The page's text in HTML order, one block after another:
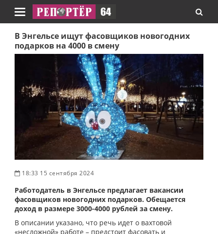
Навигация
В Энгельсе ищут фасовщиков новогодних
подарков на 4000 в смену
18:33 15 сентября 2024
Работодатель в Энгельсе предлагает вакансии
фасовщиков новогодних подарков. Обещается
доход в размере 3000-4000 рублей за смену.
В описании указано, что речь идет о вахтовой
«несложной» работе – предстоит фасовать и